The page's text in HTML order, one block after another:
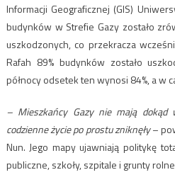
Informacji Geograficznej (GIS)
budynków w Strefie Gazy zostało
uszkodzonych, co przekracza
Rafah 89% budynków zostało
północy odsetek ten wynosi 84%, a w
– Mieszkańcy Gazy nie mają
codzienne życie po prostu zniknęły–
Nun. Jego mapy ujawniają politykę
publiczne, szkoły, szpitale i grunty